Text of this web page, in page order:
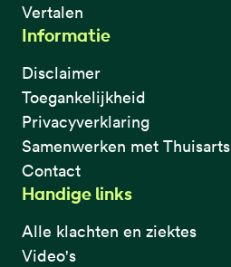
Vertalen
Informatie
Disclaimer
Toegankelijkheid
Privacyverklaring
Samenwerken met Thuisarts
Contact
Handige links
Alle klachten en ziektes
Video's